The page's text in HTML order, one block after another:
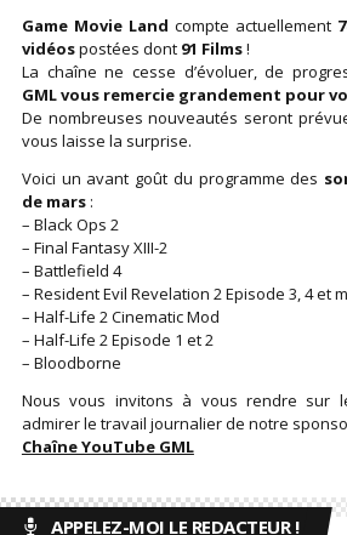
Game Movie Land compte actuellement
vidéospostées dont 91 Films!
La chaîne ne cesse d’évoluer, de
GML vous remercie grandement pour
De nombreuses nouveautés seront
vous laisse la surprise.
Voici un avant goût du programme des
de mars:
– Black Ops 2
– Final Fantasy XIII-2
– Battlefield 4
– Resident Evil Revelation 2 Episode 3, 4 et
– Half-Life 2 Cinematic Mod
– Half-Life 2 Episode 1 et 2
– Bloodborne
Nous vous invitons à vous rendre sur
admirer le travail journalier de notre
Chaîne YouTube GML
APPELEZ-MOI LE REDACTEUR !